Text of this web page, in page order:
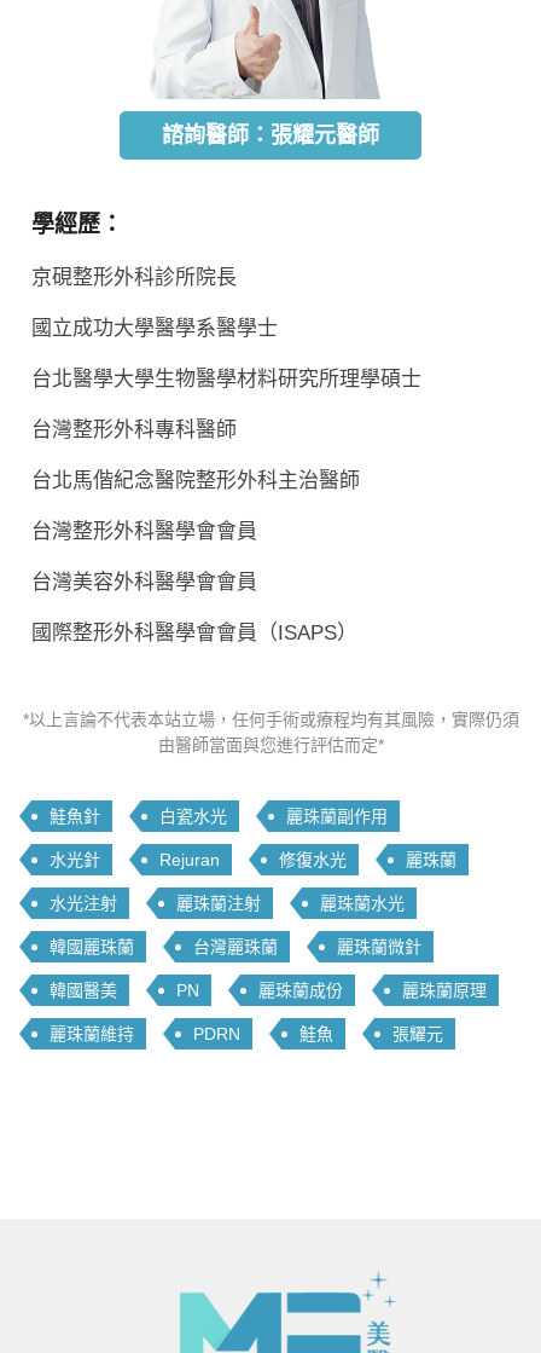
諮詢醫師：張耀元醫師
學經歷：
京硯整形外科診所院長
國立成功大學醫學系醫學士
台北醫學大學生物醫學材料研究所理學碩士
台灣整形外科專科醫師
台北馬偕紀念醫院整形外科主治醫師
台灣整形外科醫學會會員
台灣美容外科醫學會會員
國際整形外科醫學會會員（ISAPS）
*以上言論不代表本站立場，任何手術或療程均有其風險，實際仍須
由醫師當面與您進行評估而定*
鮭魚針 白瓷水光 麗珠蘭副作用
水光針 Rejuran 修復水光 麗珠蘭
水光注射 麗珠蘭注射 麗珠蘭水光
韓國麗珠蘭 台灣麗珠蘭 麗珠蘭微針
韓國醫美 PN 麗珠蘭成份 麗珠蘭原理
麗珠蘭維持 PDRN 鮭魚 張耀元